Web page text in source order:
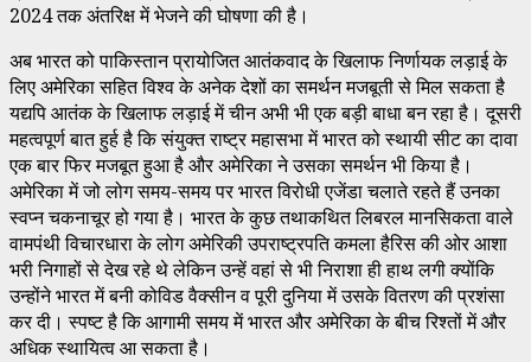
2024 तक अंतरिक्ष में भेजने की घोषणा की है।
अब भारत को पाकिस्तान प्रायोजित आतंकवाद के खिलाफ निर्णायक लड़ाई के
लिए अमेरिका सहित विश्व के अनेक देशों का समर्थन मजबूती से मिल सकता है
यद्यपि आतंक के खिलाफ लड़ाई में चीन अभी भी एक बड़ी बाधा बन रहा है। दूसरी
महत्वपूर्ण बात हुर्ह है कि संयुक्त राष्ट्र महासभा में भारत को स्थायी सीट का दावा
एक बार फिर मजबूत हुआ है और अमेरिका ने उसका समर्थन भी किया है।
अमेरिका में जो लोग समय-समय पर भारत विरोधी एजेंडा चलाते रहते हैं उनका
स्वप्न चकनाचूर हो गया है। भारत के कुछ तथाकथित लिबरल मानसिकता वाले
वामपंथी विचारधारा के लोग अमेरिकी उपराष्ट्रपति कमला हैरिस की ओर आशा
भरी निगाहों से देख रहे थे लेकिन उन्हें वहां से भी निराशा ही हाथ लगी क्योंकि
उन्होंने भारत में बनी कोविड वैक्सीन व पूरी दुनिया में उसके वितरण की प्रशंसा
कर दी। स्पष्ट है कि आगामी समय में भारत और अमेरिका के बीच रिश्तों में और
अधिक स्थायित्व आ सकता है।